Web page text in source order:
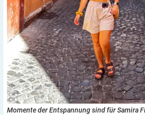
Momente der Entspannung sind für Samira